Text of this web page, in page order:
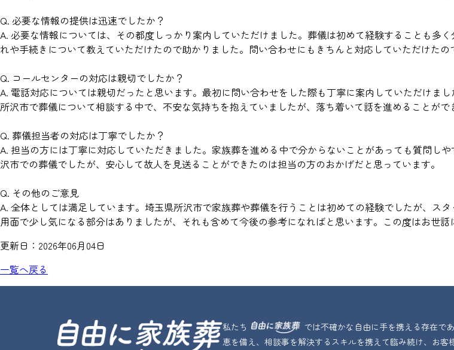
Q. 必要な情報の提供は迅速でしたか？
A. 必要な情報については、その都度しっかり案内していただけました。葬儀は初めて経験することも多
れや手続きについて教えていただけたので助かりました。問い合わせにもきちんと対応していただけたの
Q. コールセンターの対応は親切でしたか？
A. 電話対応については親切だったと思います。最初に問い合わせをした際も丁寧に案内していただけま
所沢市で葬儀について相談する中で、不安な気持ちを抱えていましたが、落ち着いて話を進めることがで
Q. 葬儀担当者の対応は丁寧でしたか？
A. 担当の方には丁寧に対応していただきました。家族葬を進める中で分からないことがあっても質問し
沢市での葬儀でしたが、安心して故人を見送ることができたのは担当の方のおかげだと思っています。
Q. その他のご意見
A. 全体としては満足しています。埼玉県所沢市で家族葬や葬儀を行うことは初めての経験でしたが、ス
用面で少し気になる部分はありましたが、それも含めて今後の参考になればと思います。この度はお世話
更新日： 2026年06月04日
一覧へ戻る
私たち
では不確かな自由に手を携える存在で
恵を備え、相談事を解決するスキルを携えて臨み続け、お